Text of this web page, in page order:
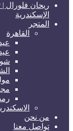
ريحان فلورال
الإسكندرية
المتجر
القاهرة
من نحن
تواصل معنا